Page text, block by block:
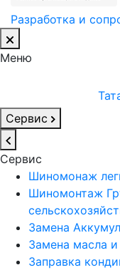
Разработка и
Меню
Сервис
Сервис
Шиномонаж
Шиномонтаж
Замена
Замена масла
Заправка